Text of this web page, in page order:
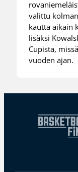
valittu
kautta aikain
lisäksi
Cupista,
vuoden ajan.